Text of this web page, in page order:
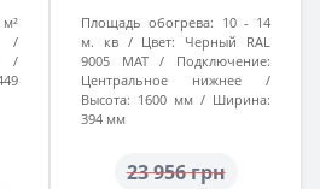
м²
Площадь обогрева: 10 - 14
м. кв
Цвет:
Черный RAL
9005 MAT
Подключение:
Центральное нижнее
Высота: 1600 мм
Ширина:
394 мм
23 956 грн